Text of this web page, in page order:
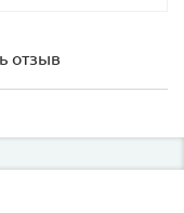
отзыв